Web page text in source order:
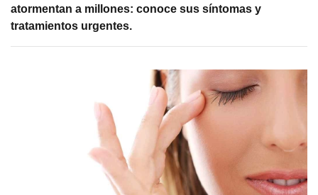
atormentan a millones: conoce sus síntomas y
tratamientos urgentes.